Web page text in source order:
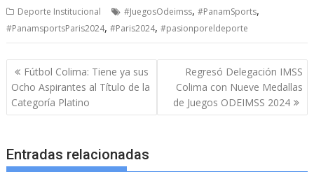
Deporte Institucional #JuegosOdeimss,#PanamSports,
#PanamsportsParis2024,#Paris2024,#pasionporeldeporte
Navegación
de
entradas
Fútbol Colima: Tiene ya sus
Ocho Aspirantes al Título de la
Categoría Platino
Regresó Delegación IMSS
Colima con Nueve Medallas
de Juegos ODEIMSS 2024
Entradas relacionadas